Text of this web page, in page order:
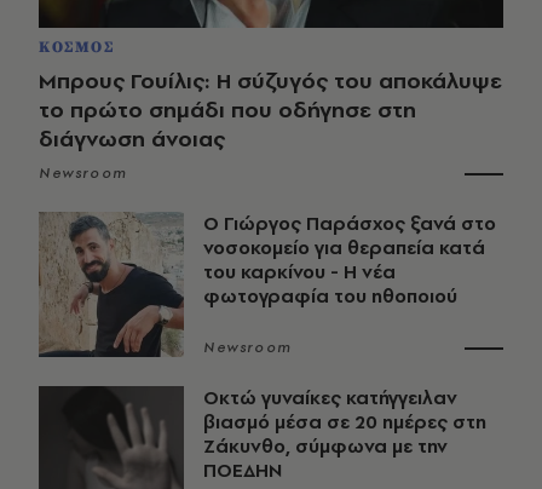
ΚΟΣΜΟΣ
Μπρους Γουίλις: Η σύζυγός του αποκάλυψε
το πρώτο σημάδι που οδήγησε στη
διάγνωση άνοιας
Newsroom
O Γιώργος Παράσχος ξανά στο
νοσοκομείο για θεραπεία κατά
του καρκίνου - Η νέα
φωτογραφία του ηθοποιού
Newsroom
Οκτώ γυναίκες κατήγγειλαν
βιασμό μέσα σε 20 ημέρες στη
Ζάκυνθο, σύμφωνα με την
ΠΟΕΔΗΝ